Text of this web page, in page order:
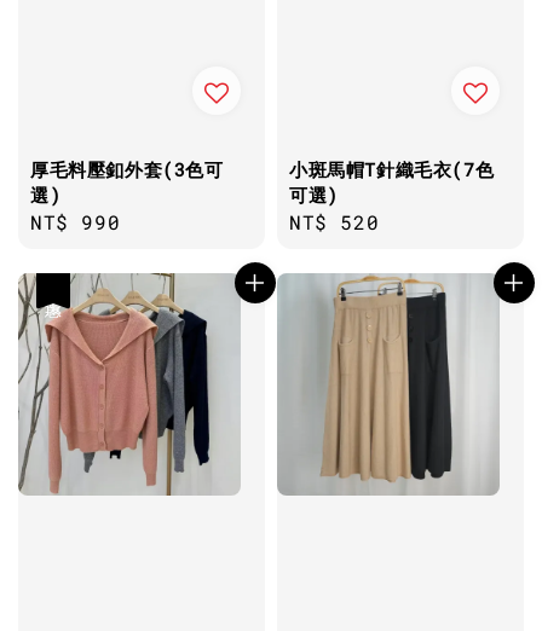
厚毛料壓釦外套(3色可
選)
Regular
NT$ 990
小斑馬帽T針織毛衣(7色
可選)
Regular
NT$ 520